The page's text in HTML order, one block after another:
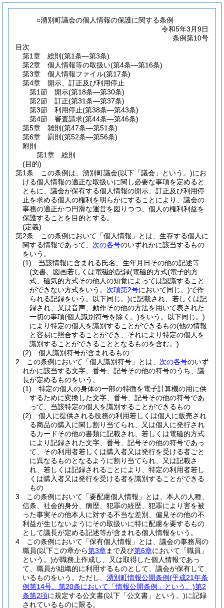
○湧別町議会の個人情報の保護に関する条例
令和5年3月9日
条例第10号
目次
第1章
総則 (第1条―第3条)
第2章
個人情報等の取扱い(第4条―第16条)
第3章
個人情報ファイル(第17条)
第4章
開示、訂正及び利用停止
第1節
開示(第18条―第30条)
第2節
訂正(第31条―第37条)
第3節
利用停止(第38条―第43条)
第4節
審査請求(第44条―第46条)
第5章
雑則 (第47条―第51条)
第6章
罰則 (第52条―第56条)
附則
第1章
総則
(目的)
第1条
この条例は、湧別町議会(以下「議会」という。)にお
ける個人情報の適正な取扱いに関し必要な事項を定めると
ともに、議会が保有する個人情報の開示、訂正及び利用停
止を求める個人の権利を明らかにすることにより、議会の
事務の適正かつ円滑な運営を図りつつ、個人の権利利益を
保護することを目的とする。
(定義)
第2条
この条例において「個人情報」とは、生存する個人に
関する情報であって、 次の各号のいずれかに該当するもの
をいう。
(1)
当該情報に含まれる氏名、生年月日その他の記述等
(文書、図画若しくは電磁的記録(電磁的方式(電子的方
式、磁気的方式その他人の知覚によっては認識すること
ができない方式をいう。 次項第2号において同じ。)で作
られる記録をいう。以下同じ。)に記載され、若しくは記
録され、又は音声、動作その他の方法を用いて表された
一切の事項(個人識別符号を除く。)をいう。以下同じ。)
により特定の個人を識別することができるもの(他の情報
と容易に照合することができ、それにより特定の個人を
識別することができることとなるものを含む。)
(2)
個人識別符号が含まれるもの
2
この条例において「個人識別符号」とは、 次の各号のいず
れかに該当する文字、番号、記号その他の符号のうち、議
長が定めるものをいう。
(1)
特定の個人の身体の一部の特徴を電子計算機の用に供
するために変換した文字、番号、記号その他の符号であ
って、当該特定の個人を識別することができるもの
(2)
個人に提供される役務の利用若しくは個人に販売され
る商品の購入に関し割り当てられ、又は個人に発行され
るカードその他の書類に記載され、若しくは電磁的方式
により記録された文字、番号、記号その他の符号であっ
て、その利用者若しくは購入者又は発行を受ける者ごと
に異なるものとなるように割り当てられ、又は記載さ
れ、若しくは記録されることにより、特定の利用者若し
くは購入者又は発行を受ける者を識別することができる
もの
3
この条例において「要配慮個人情報」とは、本人の人種、
信条、社会的身分、病歴、犯罪の経歴、犯罪により害を被
った事実その他本人に対する不当な差別、偏見その他の不
利益が生じないようにその取扱いに特に配慮を要するもの
として議長が定める記述等が含まれる個人情報をいう。
4
この条例において「保有個人情報」とは、議会の事務局の
職員(以下この章から第3章まで及び第6章において「職員」
という。)が職務上作成し、又は取得した個人情報であっ
て、職員が組織的に利用するものとして、議会が保有して
いるものをいう。 ただし、 湧別町情報公開条例(平成21年条
例第14号。第20条において「情報公開条例」という。)第2
条第2項に規定する公文書(以下「公文書」という。)に記録
されているものに限る。